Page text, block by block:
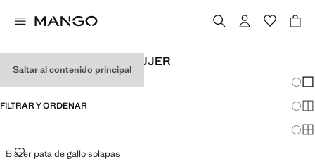
Saltar al contenido principal
LOOKS DE OFICINA DE MUJER
FILTRAR Y ORDENAR
Blazer pata de gallo solapas
BLAZER PATA DE GALLO SOLAPAS